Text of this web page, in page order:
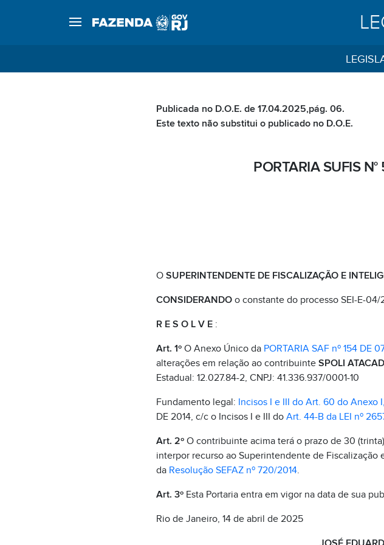
Publicada no D.O.E. de 17.04.2025,pág. 06.
Este texto não substitui o publicado no D.O.E.
PORTARIA SUFIS
O SUPERINTENDENTE DE FISCALIZAÇÃO E
CONSIDERANDOo constante do processo SEI-E-04/
R E S O L V E:
Art. 1ºO Anexo Único da PORTARIA SAF nº 154 DE
alterações em relação ao contribuinte SPOLI
Estadual: 12.027.84-2, CNPJ: 41.336.937/0001-10
Fundamento legal: Incisos I e III do Art. 60 do Anexo
DE 2014, c/c o Incisos I e III do Art. 44-B da LEI nº
Art. 2ºO contribuinte acima terá o prazo de 30
interpor recurso ao Superintendente de
da Resolução SEFAZ nº 720/2014.
Art. 3ºEsta Portaria entra em vigor na data de sua
Rio de Janeiro, 14 de abril de 2025